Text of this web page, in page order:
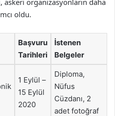
organizasyonların daha
oldu.
Başvuru
Tarihleri
İstenen
Belgeler
1 Eylül –
15 Eylül
2020
Diploma,
Nüfus
Cüzdanı, 2
adet fotoğraf